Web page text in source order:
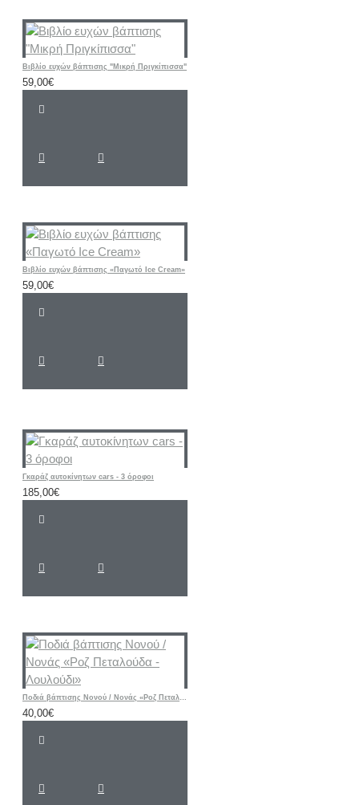
Βιβλίο ευχών βάπτισης "Μικρή Πριγκίπισσα"
59,00€
Βιβλίο ευχών βάπτισης «Παγωτό Ice Cream»
59,00€
Γκαράζ αυτοκίνητων cars - 3 όροφοι
185,00€
Ποδιά βάπτισης Νονού / Νονάς «Ροζ Πεταλούδα - Λουλούδι»
40,00€